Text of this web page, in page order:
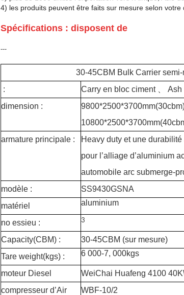
4) les produits peuvent être faits sur mesure selon votre
Spécifications : disposent de
‑‑‑
30-45CBM Bulk Carrier
:
Carry en bloc ciment Ash
dimension :
armature principale :
Heavy duty et une
pour l’alliage d’aluminium
automobile arc submerge-
modèle :
SS9430GSNA
matériel
aluminium
no essieu : 3
Capacity(CBM) :
30-45CBM (sur mesure)
Tare weight(kgs) :
6 000-7, 000kgs
moteur Diesel
WeiChai Huafeng 4100
compresseur d’Air
WBF-10/2